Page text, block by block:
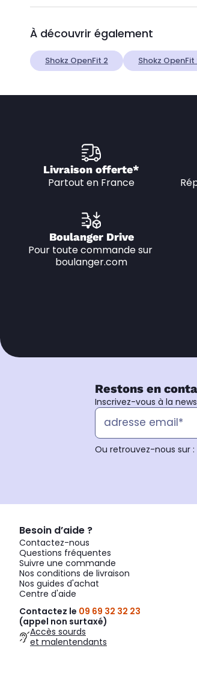
À découvrir également
Shokz OpenFit 2 Shokz OpenFit
Livraison offerte*
Partout en France
Boulanger Drive
Pour toute commande sur
boulanger.com
Restons en
Inscrivez-vous à la
Ou retrouvez-nous sur :
Besoin d’aide ?
Contactez-nous
Questions fréquentes
Suivre une commande
Nos conditions de livraison
Nos guides d'achat
Centre d'aide
Contactez le 09 69 32 32 23
(appel non surtaxé)
Accès sourds
et malentendants